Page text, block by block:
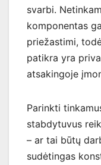
svarbi.
komponentas
priežastimi,
patikra yra
atsakingoje
Parinkti
stabdytuvus
– ar tai būtų
sudėtingas